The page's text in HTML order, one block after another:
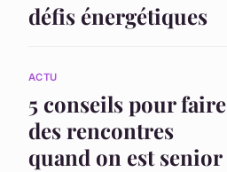
défis énergétiques
ACTU
5 conseils pour faire
des rencontres
quand on est senior